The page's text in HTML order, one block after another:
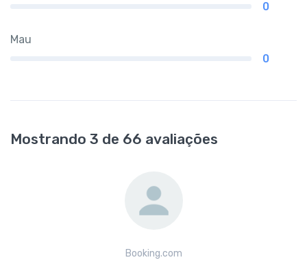
0
Mau
0
Mostrando 3 de 66 avaliações
Booking.com